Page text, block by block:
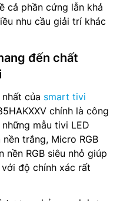
cả phần cứng lẫn khả
nhu cầu giải trí khác
đến chất
của smart tivi
chính là công
mẫu tivi LED
trắng, Micro RGB
RGB siêu nhỏ giúp
độ chính xác rất